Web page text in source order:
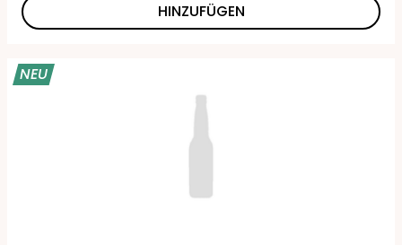
HINZUFÜGEN
NEU